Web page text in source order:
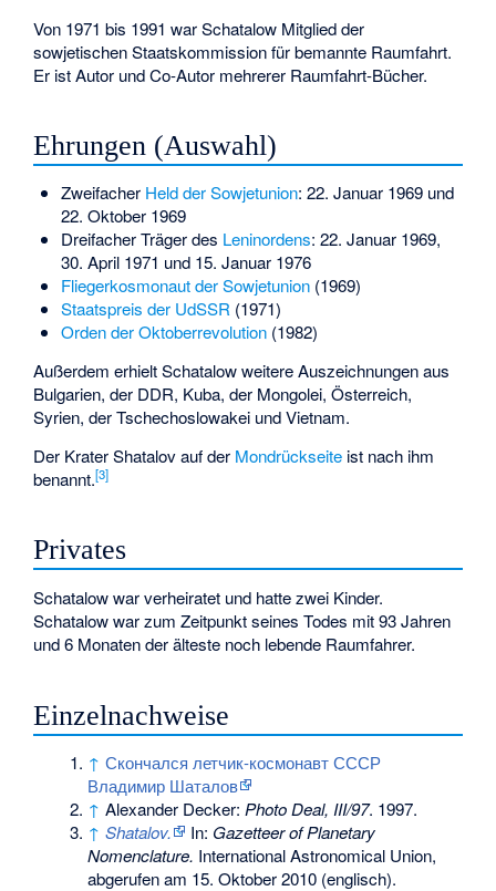
Von 1971 bis 1991 war Schatalow Mitglied der
sowjetischen Staatskommission für bemannte Raumfahrt.
Er ist Autor und Co-Autor mehrerer Raumfahrt-Bücher.
Ehrungen (Auswahl)
Zweifacher Held der Sowjetunion: 22. Januar 1969 und
22. Oktober 1969
Dreifacher Träger des Leninordens: 22. Januar 1969,
30. April 1971 und 15. Januar 1976
Fliegerkosmonaut der Sowjetunion(1969)
Staatspreis der UdSSR (1971)
Orden der Oktoberrevolution(1982)
Außerdem erhielt Schatalow weitere Auszeichnungen aus
Bulgarien, der DDR, Kuba, der Mongolei, Österreich,
Syrien, der Tschechoslowakei und Vietnam.
Der KraterShatalovauf der Mondrückseite ist nach ihm
benannt.[3]
Privates
Schatalow war verheiratet und hatte zwei Kinder.
Schatalow war zum Zeitpunkt seines Todes mit 93 Jahren
und 6 Monaten der älteste noch lebende Raumfahrer.
Einzelnachweise
↑ Скончался летчик-космонавт СССР
Владимир Шаталов
↑ Alexander Decker: Photo Deal, III/97. 1997.
↑ Shatalov. In: Gazetteer of Planetary
Nomenclature. International Astronomical Union,
abgerufen am 15. Oktober 2010 (englisch).